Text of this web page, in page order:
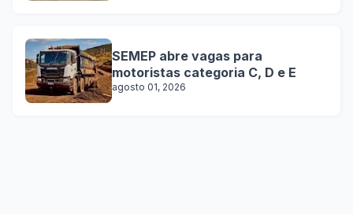
SEMEP abre vagas para
motoristas categoria C, D e E
agosto 01, 2026